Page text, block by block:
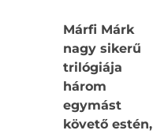
Márfi Márk
nagy sikerű
trilógiája
három
egymást
követő estén,